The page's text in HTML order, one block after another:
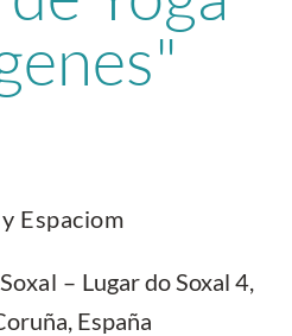
Espaciom
– Lugar do Soxal 4,
España